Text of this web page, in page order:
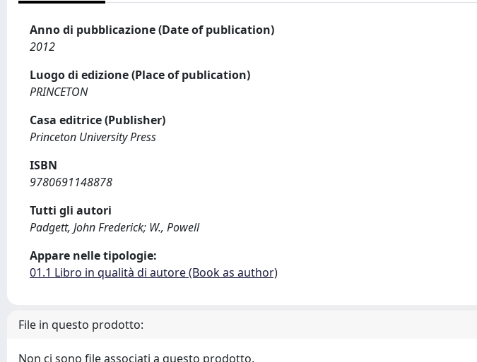
Anno di pubblicazione (Date of publication)
2012
Luogo di edizione (Place of publication)
PRINCETON
Casa editrice (Publisher)
Princeton University Press
ISBN
9780691148878
Tutti gli autori
Padgett, John Frederick; W., Powell
Appare nelle tipologie:
01.1 Libro in qualità di autore (Book as author)
File in questo prodotto:
Non ci sono file associati a questo prodotto.